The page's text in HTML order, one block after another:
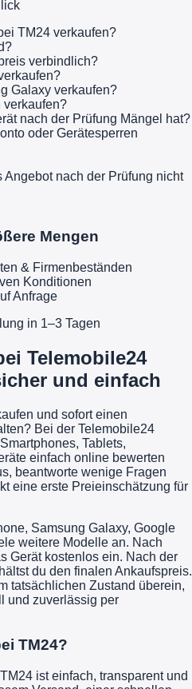
TM24 verkaufen?
verbindlich?
Galaxy verkaufen?
verkaufen?
nach der Prüfung Mängel hat?
oder Gerätesperren
nach der Prüfung nicht
Mengen
& Firmenbeständen
Konditionen
Anfrage
in 1–3 Tagen
Telemobile24
und einfach
und sofort einen
Bei der Telemobile24
Tablets,
einfach online bewerten
beantworte wenige Fragen
eine erste Preieinschätzung für
Samsung Galaxy, Google
weitere Modelle an. Nach
Gerät kostenlos ein. Nach der
du den finalen Ankaufspreis.
tatsächlichen Zustand überein,
und zuverlässig per
TM24?
ist einfach, transparent und